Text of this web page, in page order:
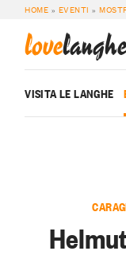
HOME » EVENTI »
lovelanghe
VISITA LE LANGHE